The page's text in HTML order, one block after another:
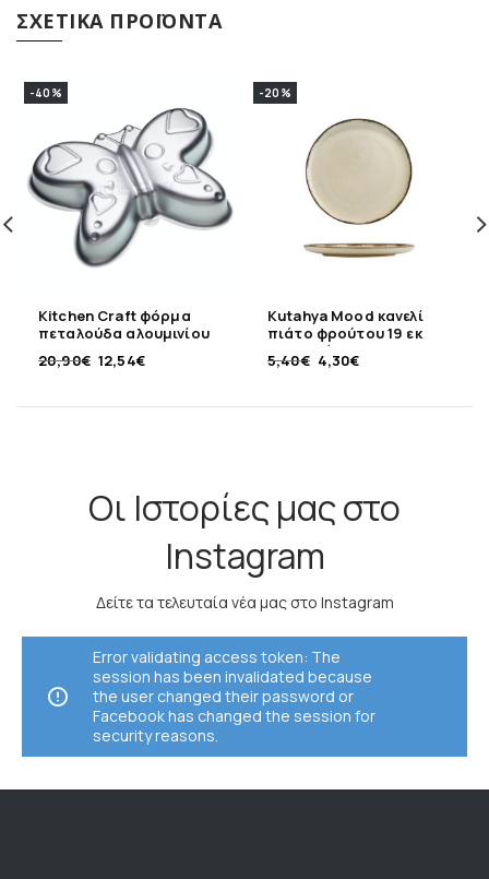
ΣΧΕΤΙΚΆ ΠΡΟΪΌΝΤΑ
-40%
Kitchen Craft φόρμα
πεταλούδα αλουμινίου
20,90€ 12,54€
-20%
Kutahya Mood κανελί
πιάτο φρούτου 19 εκ
πορσελάνης
5,40€ 4,30€
Οι Ιστορίες μας στο
Instagram
Δείτε τα τελευταία νέα μας στο Instagram
Error validating access token: The
session has been invalidated because
the user changed their password or
Facebook has changed the session for
security reasons.